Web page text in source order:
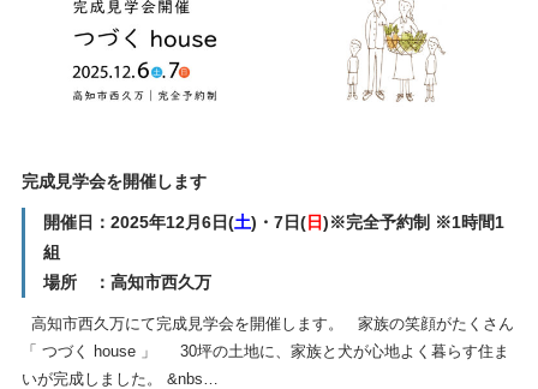
完成見学会を開催します
開催日：2025年12月6日(土)・7日(日)※完全予約制 ※1時間1
組
場所 ：高知市西久万
高知市西久万にて完成見学会を開催します。 家族の笑顔がたくさん
「 つづく house 」 30坪の土地に、家族と犬が心地よく暮らす住ま
いが完成しました。 &nbs…